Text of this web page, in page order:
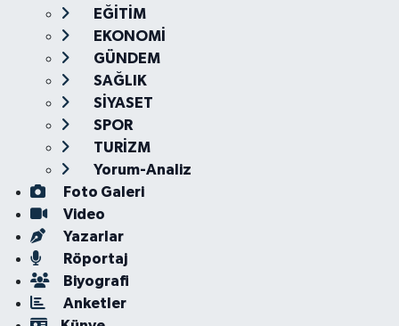
EĞİTİM
EKONOMİ
GÜNDEM
SAĞLIK
SİYASET
SPOR
TURİZM
Yorum-Analiz
Foto Galeri
Video
Yazarlar
Röportaj
Biyografi
Anketler